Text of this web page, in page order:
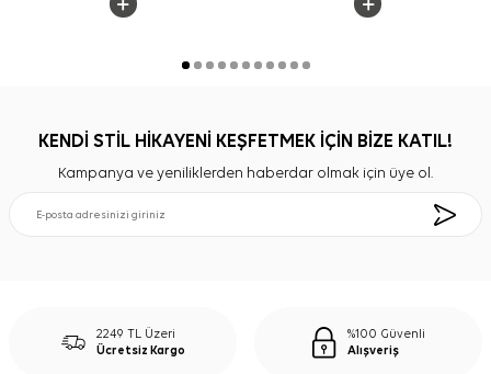
KENDİ STİL HİKAYENİ KEŞFETMEK İÇİN BİZE KATIL!
Kampanya ve yeniliklerden haberdar olmak için üye ol.
2249 TL Üzeri
Ücretsiz Kargo
%100 Güvenli
Alışveriş